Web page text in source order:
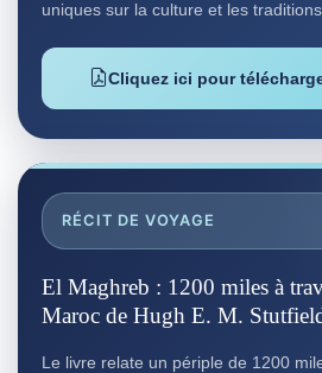
uniques sur la culture et les
Cliquez ici pour
RÉCIT DE VOYAGE
El Maghreb : 1200 miles à
Maroc de Hugh E. M.
Le livre relate un périple de 1200